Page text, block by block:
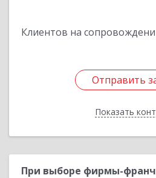
Клиентов на
Отправить
Показать
Отправить
Назад
При выборе фирмы-